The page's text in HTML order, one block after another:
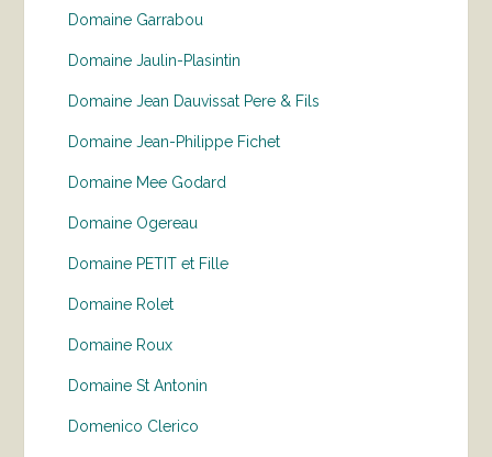
Domaine Garrabou
Domaine Jaulin-Plasintin
Domaine Jean Dauvissat Pere & Fils
Domaine Jean-Philippe Fichet
Domaine Mee Godard
Domaine Ogereau
Domaine PETIT et Fille
Domaine Rolet
Domaine Roux
Domaine St Antonin
Domenico Clerico